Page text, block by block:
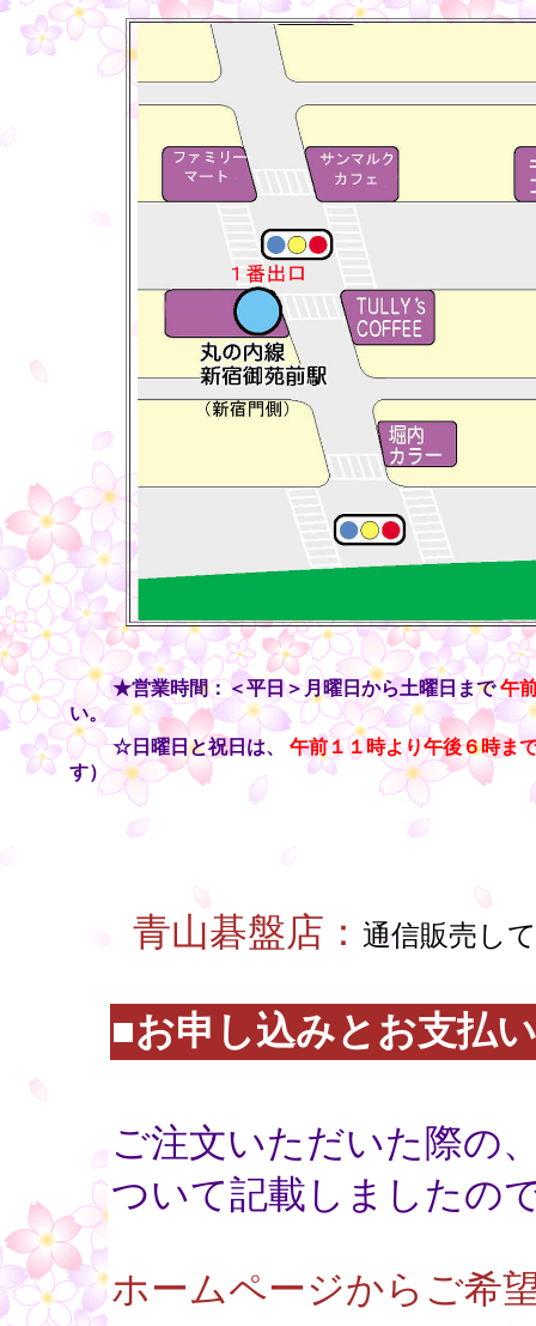
・・★営業時間：＜平日＞月曜日から土曜日まで 午
い。
・・☆日曜日と祝日は、
午前１１時より午後６時ま
す）
青山碁盤店： 通信販売し
■お申し込みとお支払
ご注文いただいた際の
ついて記載しましたの
ホームページからご希